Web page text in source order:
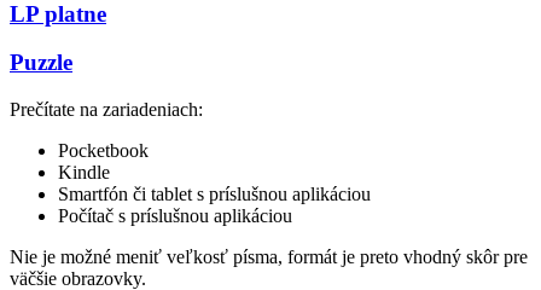
LP platne
Puzzle
Prečítate na zariadeniach:
Pocketbook
Kindle
Smartfón či tablet s príslušnou aplikáciou
Počítač s príslušnou aplikáciou
Nie je možné meniť veľkosť písma, formát je preto vhodný skôr pre
väčšie obrazovky.